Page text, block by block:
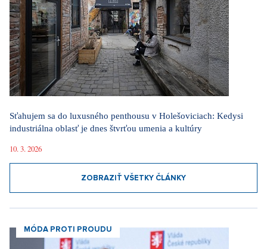
Sťahujem sa do luxusného penthousu v Holešoviciach: Kedysi
industriálna oblasť je dnes štvrťou umenia a kultúry
10. 3. 2026
ZOBRAZIŤ VŠETKY ČLÁNKY
MÓDA PROTI PROUDU